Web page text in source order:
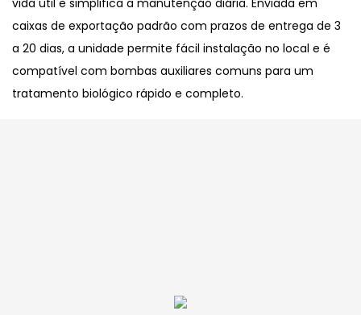
caixas de exportação padrão com prazos de entrega de 3
a 20 dias, a unidade permite fácil instalação no local e é
compatível com bombas auxiliares comuns para um
tratamento biológico rápido e completo.